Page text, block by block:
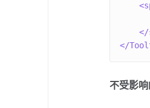
<
</
</
不受影